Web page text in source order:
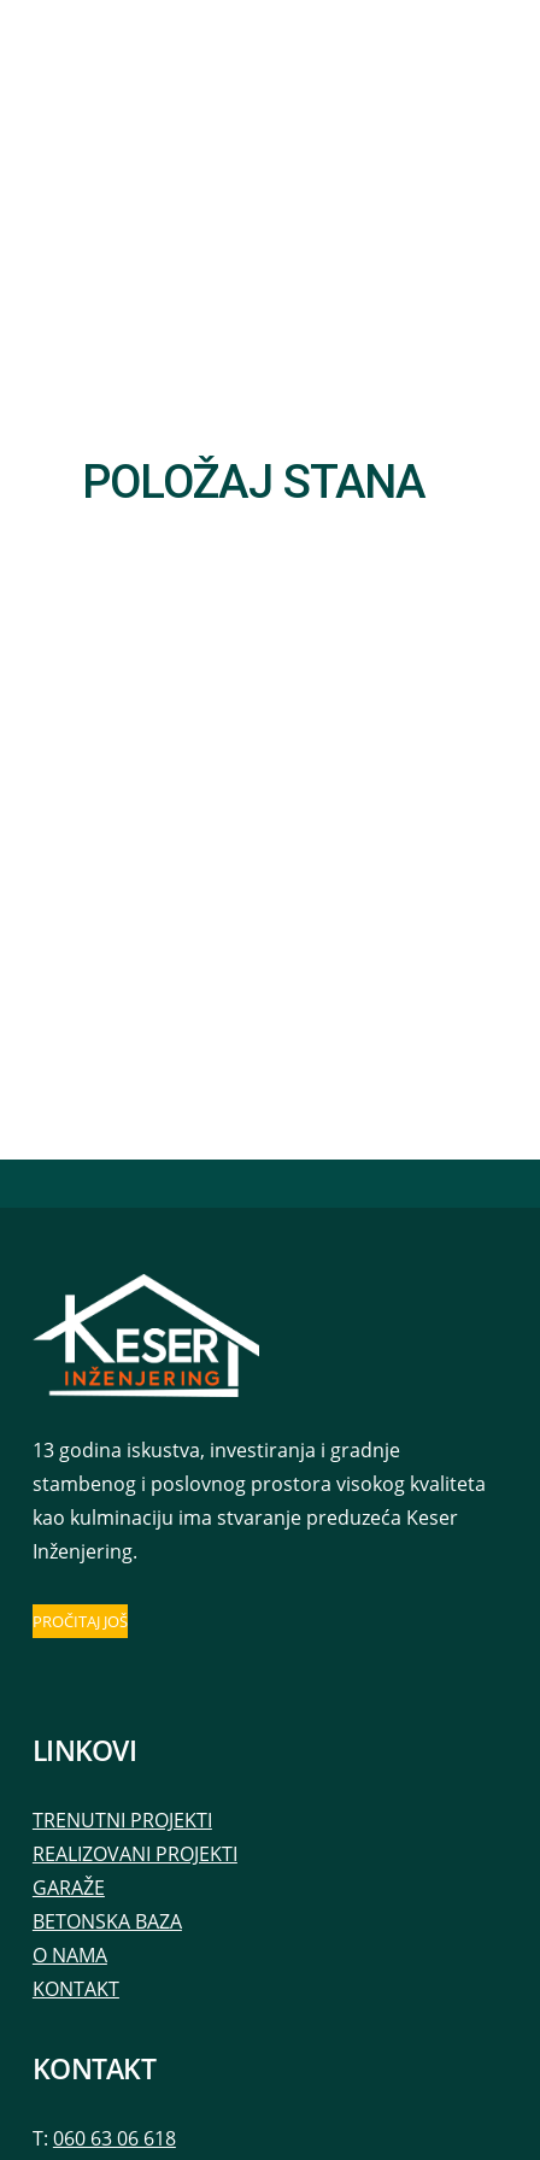
POLOŽAJ STANA
13 godina iskustva, investiranja i gradnje
stambenog i poslovnog prostora visokog kvaliteta
kao kulminaciju ima stvaranje preduzeća Keser
Inženjering.
PROČITAJ JOŠ
LINKOVI
TRENUTNI PROJEKTI
REALIZOVANI PROJEKTI
GARAŽE
BETONSKA BAZA
O NAMA
KONTAKT
KONTAKT
T: 060 63 06 618